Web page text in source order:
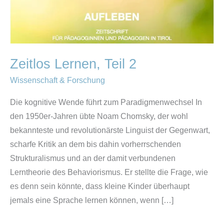
Zeitlos Lernen, Teil 2
Wissenschaft & Forschung
Die kognitive Wende führt zum Paradigmenwechsel In
den 1950er-Jahren übte Noam Chomsky, der wohl
bekannteste und revolutionärste Linguist der Gegenwart,
scharfe Kritik an dem bis dahin vorherrschenden
Strukturalismus und an der damit verbundenen
Lerntheorie des Behaviorismus. Er stellte die Frage, wie
es denn sein könnte, dass kleine Kinder überhaupt
jemals eine Sprache lernen können, wenn […]